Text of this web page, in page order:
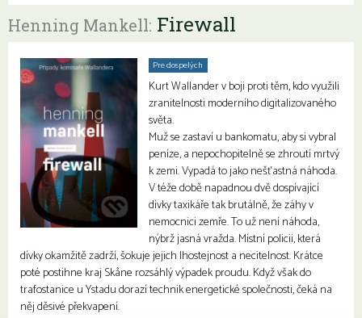
Henning Mankell: Firewall
Pre dospelých
Kurt Wallander v boji proti těm, kdo využili
zranitelnosti moderního digitalizovaného
světa.
Muž se zastaví u bankomatu, aby si vybral
peníze, a nepochopitelně se zhroutí mrtvý
k zemi. Vypadá to jako nešťastná náhoda.
V téže době napadnou dvě dospívající
dívky taxikáře tak brutálně, že záhy v
nemocnici zemře. To už není náhoda,
nýbrž jasná vražda. Místní policii, která
dívky okamžitě zadrží, šokuje jejich lhostejnost a necitelnost. Krátce
poté postihne kraj Skåne rozsáhlý výpadek proudu. Když však do
trafostanice u Ystadu dorazí technik energetické společnosti, čeká na
něj děsivé překvapení.